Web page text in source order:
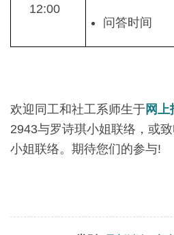
12:00
问答时间
欢迎同工和社工系师生于网上
2943与罗诗琪小姐联络，或
小姐联络。期待您们的参与!